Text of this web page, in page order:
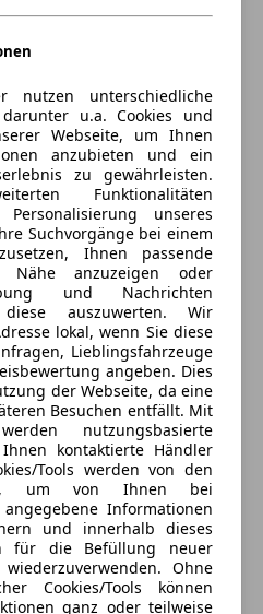
nutzen unterschiedliche
u.a. Cookies und
Webseite, um Ihnen
anzubieten und ein
zu gewährleisten.
Funktionalitäten
unseres
Suchvorgänge bei einem
Ihnen passende
anzuzeigen oder
und Nachrichten
auszuwerten. Wir
lokal, wenn Sie diese
Lieblingsfahrzeuge
angeben. Dies
der Webseite, da eine
Besuchen entfällt. Mit
nutzungsbasierte
kontaktierte Händler
Tools werden von den
um von Ihnen bei
Informationen
und innerhalb dieses
für die Befüllung neuer
Ohne
Cookies/Tools können
ganz oder teilweise